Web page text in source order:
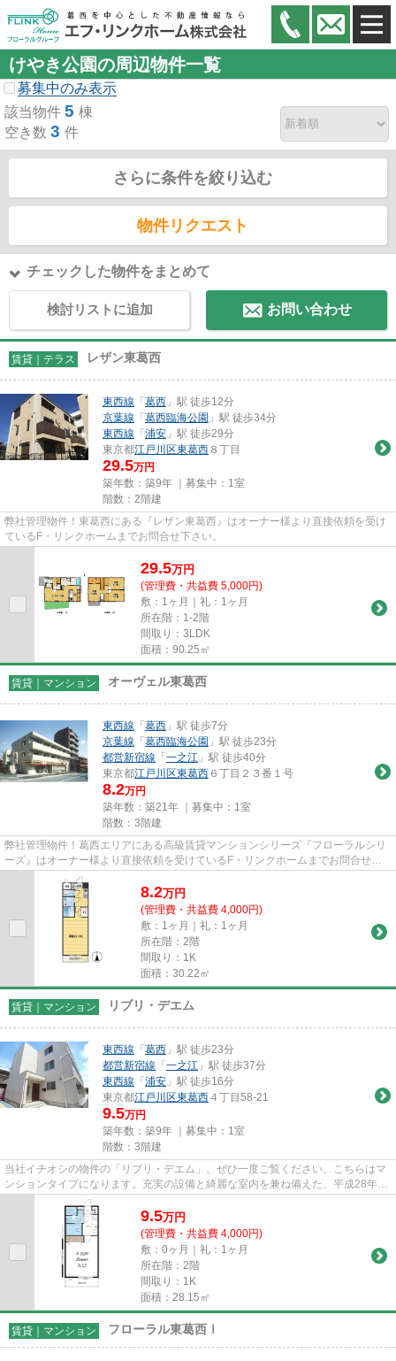
けやき公園の周辺物件一覧
募集中のみ表示
該当物件 5 棟
空き数 3 件
さらに条件を絞り込む
物件リクエスト
チェックした物件をまとめて
検討リストに追加 お問い合わせ
賃貸｜テラス レザン東葛西
東西線 「 葛西 」駅 徒歩12分
京葉線 「 葛西臨海公園 」駅 徒歩34分
東西線 「 浦安 」駅 徒歩29分
東京都江戸川区東葛西 ８丁目
29.5万円
築年数：築9年 ｜募集中： 1室
階数：2階建
弊社管理物件！東葛西にある『レザン東葛西』はオーナー様より直接依頼を受け
ているF・リンクホームまでお問合せ下さい。
29.5万円
(管理費・共益費 5,000円)
敷：1ヶ月｜礼：1ヶ月
所在階：1-2階
間取り：3LDK
面積：90.25㎡
賃貸｜マンション オーヴェル東葛西
東西線 「 葛西 」駅 徒歩7分
京葉線 「 葛西臨海公園 」駅 徒歩23分
都営新宿線 「 一之江 」駅 徒歩40分
東京都江戸川区東葛西 ６丁目２３番１号
8.2万円
築年数：築21年 ｜募集中： 1室
階数：3階建
弊社管理物件！葛西エリアにある高級賃貸マンションシリーズ『フローラルシリ
ーズ』はオーナー様より直接依頼を受けているF・リンクホームまでお問合せ下
8.2万円
(管理費・共益費 4,000円)
敷：1ヶ月｜礼：1ヶ月
所在階：2階
間取り：1K
面積：30.22㎡
賃貸｜マンション リブリ・デエム
東西線 「 葛西 」駅 徒歩23分
都営新宿線 「 一之江 」駅 徒歩37分
東西線 「 浦安 」駅 徒歩16分
東京都江戸川区東葛西 ４丁目58-21
9.5万円
築年数：築9年 ｜募集中： 1室
階数：3階建
当社イチオシの物件の「リブリ・デエム」。ぜひ一度ご覧ください。こちらはマ
ンションタイプになります。充実の設備と綺麗な室内を兼ね備えた、平成28年築
の物件です。築年数の古い物...
9.5万円
(管理費・共益費 4,000円)
敷：0ヶ月｜礼：1ヶ月
所在階：2階
間取り：1K
面積：28.15㎡
賃貸｜マンション フローラル東葛西Ⅰ